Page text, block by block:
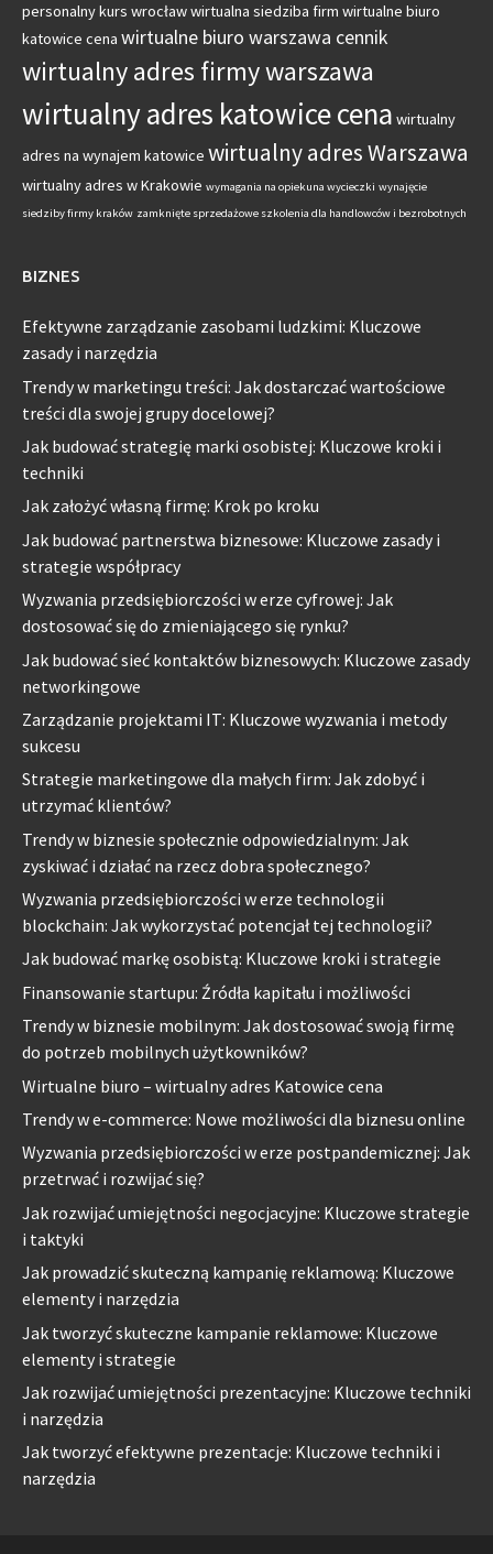
personalny kurs wrocławwirtualna siedziba firm wirtualne biuro
katowice cena wirtualne biuro warszawa cennik
wirtualny adres firmy warszawa
wirtualny adres katowice cena wirtualny
adres na wynajem katowice wirtualny adres Warszawa
wirtualny adres w Krakowie wymagania na opiekuna wycieczki wynajęcie
siedziby firmy kraków zamknięte sprzedażowe szkolenia dla handlowców i bezrobotnych
BIZNES
Efektywne zarządzanie zasobami ludzkimi: Kluczowe
zasady i narzędzia
Trendy w marketingu treści: Jak dostarczać wartościowe
treści dla swojej grupy docelowej?
Jak budować strategię marki osobistej: Kluczowe kroki i
techniki
Jak założyć własną firmę: Krok po kroku
Jak budować partnerstwa biznesowe: Kluczowe zasady i
strategie współpracy
Wyzwania przedsiębiorczości w erze cyfrowej: Jak
dostosować się do zmieniającego się rynku?
Jak budować sieć kontaktów biznesowych: Kluczowe zasady
networkingowe
Zarządzanie projektami IT: Kluczowe wyzwania i metody
sukcesu
Strategie marketingowe dla małych firm: Jak zdobyć i
utrzymać klientów?
Trendy w biznesie społecznie odpowiedzialnym: Jak
zyskiwać i działać na rzecz dobra społecznego?
Wyzwania przedsiębiorczości w erze technologii
blockchain: Jak wykorzystać potencjał tej technologii?
Jak budować markę osobistą: Kluczowe kroki i strategie
Finansowanie startupu: Źródła kapitału i możliwości
Trendy w biznesie mobilnym: Jak dostosować swoją firmę
do potrzeb mobilnych użytkowników?
Wirtualne biuro – wirtualny adres Katowice cena
Trendy w e-commerce: Nowe możliwości dla biznesu online
Wyzwania przedsiębiorczości w erze postpandemicznej: Jak
przetrwać i rozwijać się?
Jak rozwijać umiejętności negocjacyjne: Kluczowe strategie
i taktyki
Jak prowadzić skuteczną kampanię reklamową: Kluczowe
elementy i narzędzia
Jak tworzyć skuteczne kampanie reklamowe: Kluczowe
elementy i strategie
Jak rozwijać umiejętności prezentacyjne: Kluczowe techniki
i narzędzia
Jak tworzyć efektywne prezentacje: Kluczowe techniki i
narzędzia